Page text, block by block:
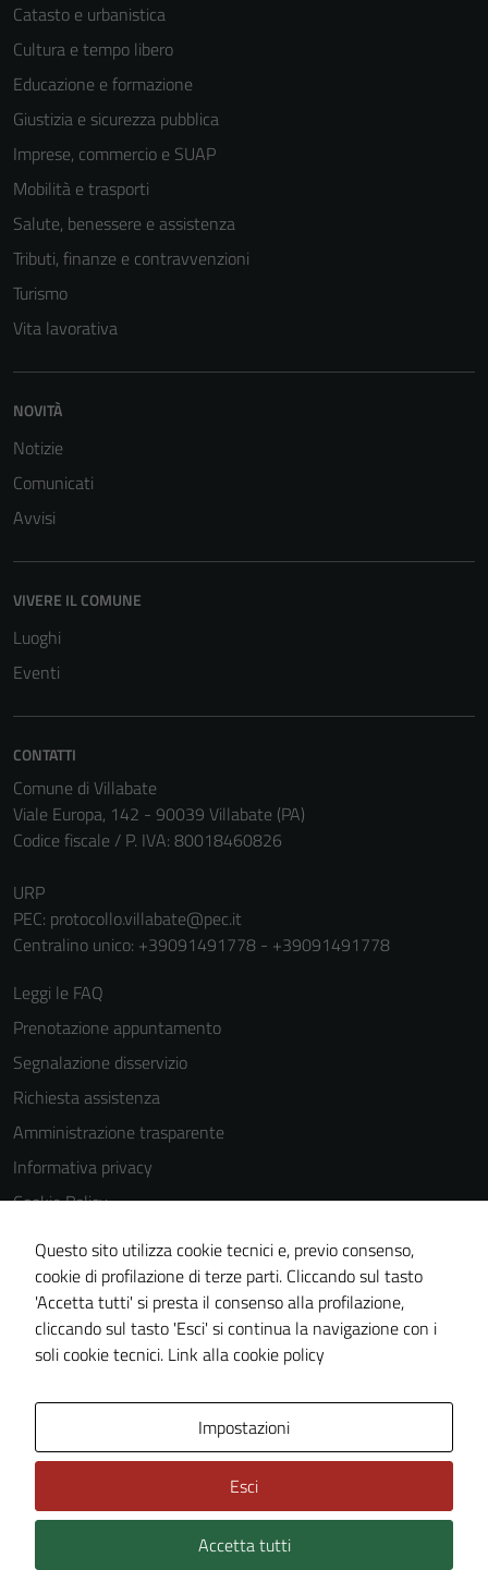
Catasto e urbanistica
Cultura e tempo libero
Educazione e formazione
Giustizia e sicurezza pubblica
Imprese, commercio e SUAP
Mobilità e trasporti
Salute, benessere e assistenza
Tributi, finanze e contravvenzioni
Turismo
Vita lavorativa
NOVITÀ
Notizie
Comunicati
Avvisi
VIVERE IL COMUNE
Luoghi
Eventi
CONTATTI
Comune di Villabate
Viale Europa, 142 - 90039 Villabate (PA)
Codice fiscale / P. IVA: 80018460826
URP
PEC: protocollo.villabate@pec.it
Centralino unico: +39091491778 - +39091491778
Leggi le FAQ
Prenotazione appuntamento
Segnalazione disservizio
Richiesta assistenza
Amministrazione trasparente
Informativa privacy
Cookie Policy
Note legali
Dichiarazione di accessibilità
Obiettivi di accessibilità
Piano di miglioramento del sito
Technical Design s.r.l.
Questo sito utilizza cookie tecnici e, previo consenso,
cookie di profilazione di terze parti. Cliccando sul tasto
'Accetta tutti' si presta il consenso alla profilazione,
cliccando sul tasto 'Esci' si continua la navigazione con i
soli cookie tecnici. Link alla cookie policy
Impostazioni
Esci
Accetta tutti
essere
disabilitati.
personali.